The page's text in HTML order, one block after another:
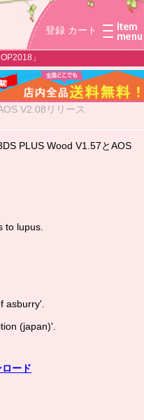
登録 カート
」
V2.08リリース
PLUS Wood V1.57とAOS
to lupus.
asburry'.
(japan)'.
ード